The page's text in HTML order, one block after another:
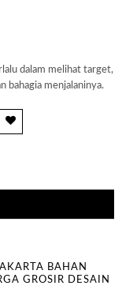
dalam melihat target,
bahagia menjalaninya.
BAHAN
GROSIR DESAIN